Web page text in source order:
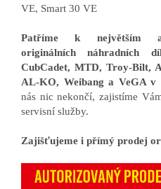
VE, Smart 30 VE
Patříme k největším
originálních náhradních
CubCadet, MTD, Troy-Bilt,
AL-KO, Weibang a VeGA v
nás nic nekončí, zajistíme
servisní služby.
Zajišťujeme i přímý prodej